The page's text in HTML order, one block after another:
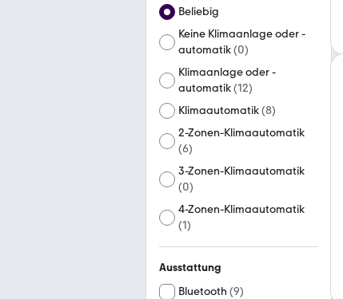
Beliebig
Keine Klimaanlage oder -
automatik(0)
Klimaanlage oder -
automatik(12)
Klimaautomatik(8)
2-Zonen-Klimaautomatik
(6)
3-Zonen-Klimaautomatik
(0)
4-Zonen-Klimaautomatik
(1)
Ausstattung
Bluetooth (9)